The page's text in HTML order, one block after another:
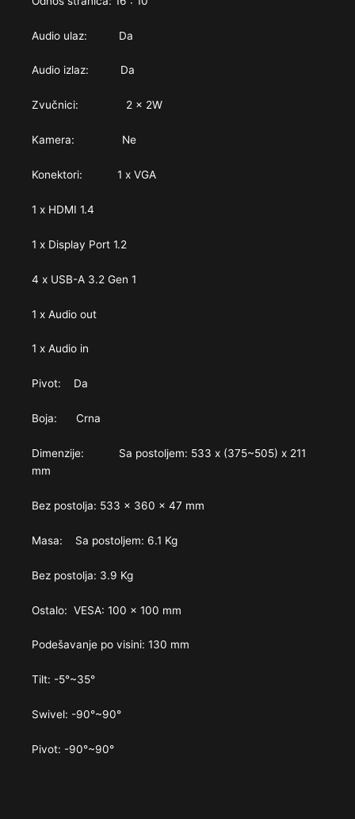
Audio ulaz: Da
Audio izlaz: Da
Zvučnici: 2 x 2W
Kamera: Ne
Konektori: 1 x VGA
1 x HDMI 1.4
1 x Display Port 1.2
4 x USB-A 3.2 Gen 1
1 x Audio out
1 x Audio in
Pivot: Da
Boja: Crna
Dimenzije: Sa postoljem: 533 x (375~505) x 211
mm
Bez postolja: 533 x 360 x 47 mm
Masa: Sa postoljem: 6.1 Kg
Bez postolja: 3.9 Kg
Ostalo: VESA: 100 x 100 mm
Podešavanje po visini: 130 mm
Tilt: -5°~35°
Swivel: -90°~90°
Pivot: -90°~90°